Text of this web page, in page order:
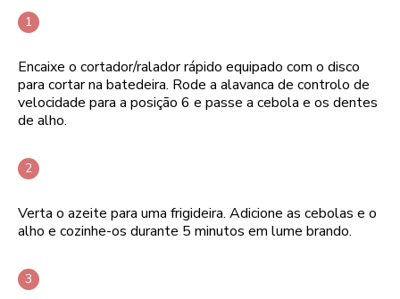
Encaixe o cortador/ralador rápido equipado com o disco
para cortar na batedeira. Rode a alavanca de controlo de
velocidade para a posição 6 e passe a cebola e os dentes
de alho.
Verta o azeite para uma frigideira. Adicione as cebolas e o
alho e cozinhe-os durante 5 minutos em lume brando.